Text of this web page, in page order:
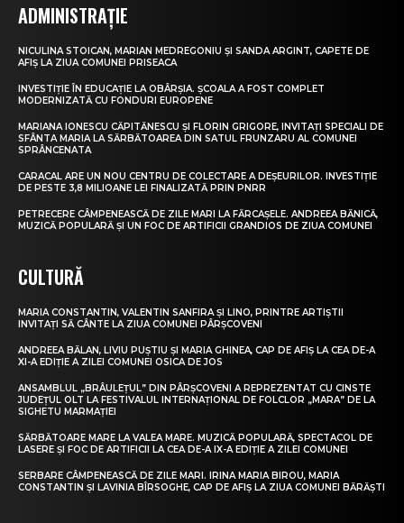
ADMINISTRAȚIE
NICULINA STOICAN, MARIAN MEDREGONIU ȘI SANDA ARGINT, CAPETE DE
AFIȘ LA ZIUA COMUNEI PRISEACA
INVESTIȚIE ÎN EDUCAȚIE LA OBÂRȘIA. ȘCOALA A FOST COMPLET
MODERNIZATĂ CU FONDURI EUROPENE
MARIANA IONESCU CĂPITĂNESCU ȘI FLORIN GRIGORE, INVITAȚI SPECIALI DE
SFÂNTA MARIA LA SĂRBĂTOAREA DIN SATUL FRUNZARU AL COMUNEI
SPRÂNCENATA
CARACAL ARE UN NOU CENTRU DE COLECTARE A DEȘEURILOR. INVESTIȚIE
DE PESTE 3,8 MILIOANE LEI FINALIZATĂ PRIN PNRR
PETRECERE CÂMPENEASCĂ DE ZILE MARI LA FĂRCAȘELE. ANDREEA BĂNICĂ,
MUZICĂ POPULARĂ ȘI UN FOC DE ARTIFICII GRANDIOS DE ZIUA COMUNEI
CULTURĂ
MARIA CONSTANTIN, VALENTIN SANFIRA ȘI LINO, PRINTRE ARTIȘTII
INVITAȚI SĂ CÂNTE LA ZIUA COMUNEI PÂRȘCOVENI
ANDREEA BĂLAN, LIVIU PUȘTIU ȘI MARIA GHINEA, CAP DE AFIȘ LA CEA DE-A
XI-A EDIȚIE A ZILEI COMUNEI OSICA DE JOS
ANSAMBLUL „BRÂULEȚUL” DIN PÂRȘCOVENI A REPREZENTAT CU CINSTE
JUDEȚUL OLT LA FESTIVALUL INTERNAȚIONAL DE FOLCLOR „MARA” DE LA
SIGHETU MARMAȚIEI
SĂRBĂTOARE MARE LA VALEA MARE. MUZICĂ POPULARĂ, SPECTACOL DE
LASERE ȘI FOC DE ARTIFICII LA CEA DE-A IX-A EDIȚIE A ZILEI COMUNEI
SERBARE CÂMPENEASCĂ DE ZILE MARI. IRINA MARIA BIROU, MARIA
CONSTANTIN ȘI LAVINIA BÎRSOGHE, CAP DE AFIȘ LA ZIUA COMUNEI BĂRĂȘTI